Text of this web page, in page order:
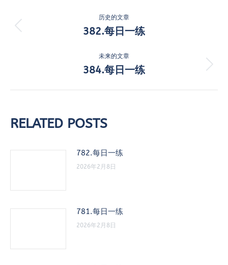
章
历史的文章
历
的
文
章：
382.每日一练
未来的文章
未
的
384.每日一练
RELATED POSTS
782.每日一练
2026年2月8日
781.每日一练
2026年2月8日